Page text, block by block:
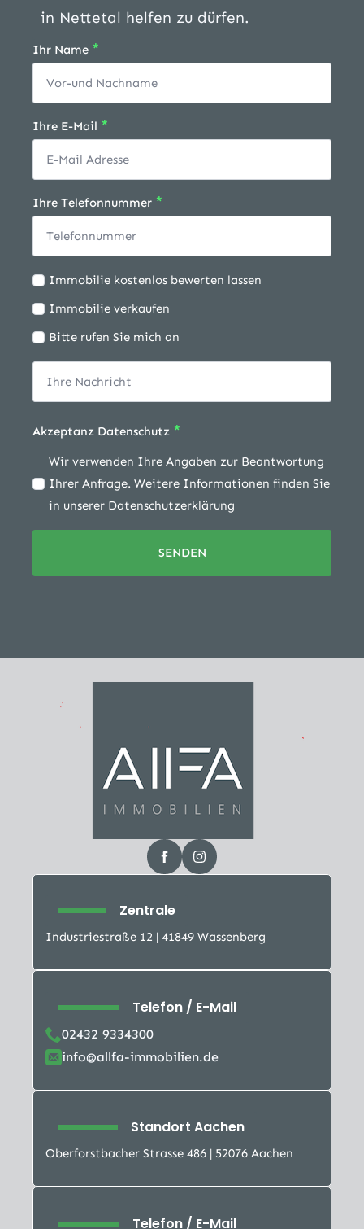
in Nettetal helfen zu dürfen.
Ihr Name *
Ihre E-Mail *
Ihre Telefonnummer *
Ich
möchte:
Immobilie kostenlos bewerten lassen
Immobilie verkaufen
Bitte rufen Sie mich an
Akzeptanz Datenschutz *
Wir verwenden Ihre Angaben zur Beantwortung
Ihrer Anfrage. Weitere Informationen finden Sie
in unserer Datenschutzerklärung
SENDEN
Zentrale
Industriestraße 12 | 41849 Wassenberg
Telefon / E-Mail
02432 9334300
info@allfa-immobilien.de
Standort Aachen
Oberforstbacher Strasse 486 | 52076 Aachen
Telefon / E-Mail